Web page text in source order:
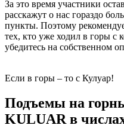
За это время участники
расскажут о нас гораздо
пункты. Поэтому
тех, кто уже ходил в горы с
убедитесь на собственном
Если в горы – то с Кулуар!
Подъемы на
KULUAR в